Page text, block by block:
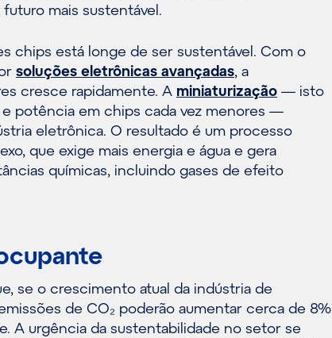
mais sustentável.
chips está longe de ser sustentável. Com o
soluções eletrônicas avançadas, a
cresce rapidamente. A miniaturização — isto
potência em chips cada vez menores —
eletrônica. O resultado é um processo
que exige mais energia e água e gera
químicas, incluindo gases de efeito
se o crescimento atual da indústria de
de CO₂ poderão aumentar cerca de 8%
A urgência da sustentabilidade no setor se